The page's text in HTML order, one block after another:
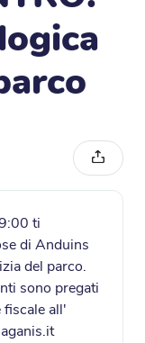
ti
di Anduins
del parco.
sono pregati
all'